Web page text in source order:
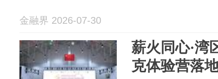
金融界 2026-07-30
薪火同心·湾
克体验营落